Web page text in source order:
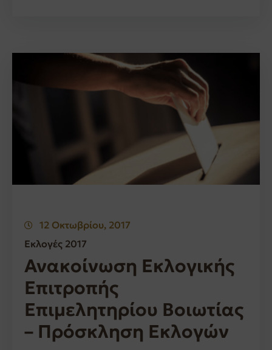
12 Οκτωβρίου, 2017
Εκλογές 2017
Ανακοίνωση Εκλογικής
Επιτροπής
Επιμελητηρίου Βοιωτίας
– Πρόσκληση Εκλογών